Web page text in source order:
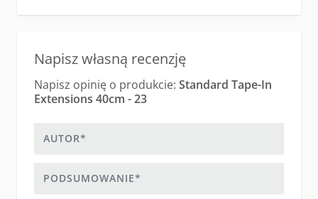
Napisz własną recenzję
Napisz opinię o produkcie: Standard Tape-In
Extensions 40cm - 23